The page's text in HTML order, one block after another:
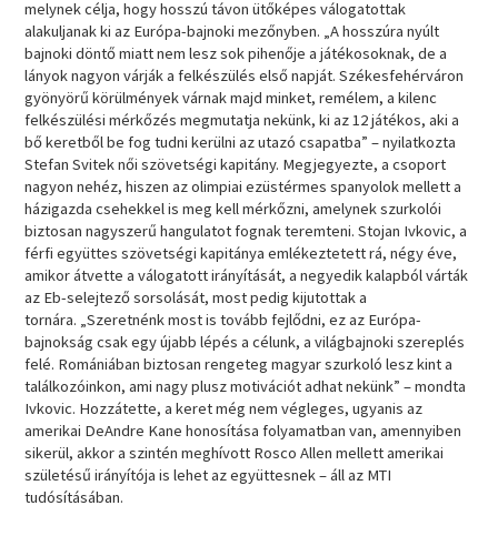
melynek célja, hogy hosszú távon ütőképes válogatottak
alakuljanak ki az Európa-bajnoki mezőnyben. „A hosszúra nyúlt
bajnoki döntő miatt nem lesz sok pihenője a játékosoknak, de a
lányok nagyon várják a felkészülés első napját. Székesfehérváron
gyönyörű körülmények várnak majd minket, remélem, a kilenc
felkészülési mérkőzés megmutatja nekünk, ki az 12 játékos, aki a
bő keretből be fog tudni kerülni az utazó csapatba” – nyilatkozta
Stefan Svitek női szövetségi kapitány. Megjegyezte, a csoport
nagyon nehéz, hiszen az olimpiai ezüstérmes spanyolok mellett a
házigazda csehekkel is meg kell mérkőzni, amelynek szurkolói
biztosan nagyszerű hangulatot fognak teremteni. Stojan Ivkovic, a
férfi együttes szövetségi kapitánya emlékeztetett rá, négy éve,
amikor átvette a válogatott irányítását, a negyedik kalapból várták
az Eb-selejtező sorsolását, most pedig kijutottak a
tornára. „Szeretnénk most is tovább fejlődni, ez az Európa-
bajnokság csak egy újabb lépés a célunk, a világbajnoki szereplés
felé. Romániában biztosan rengeteg magyar szurkoló lesz kint a
találkozóinkon, ami nagy plusz motivációt adhat nekünk” – mondta
Ivkovic. Hozzátette, a keret még nem végleges, ugyanis az
amerikai DeAndre Kane honosítása folyamatban van, amennyiben
sikerül, akkor a szintén meghívott Rosco Allen mellett amerikai
születésű irányítója is lehet az együttesnek – áll az MTI
tudósításában.